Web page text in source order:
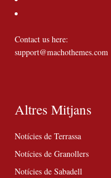
Contact us here:
support@machothemes.com
Altres Mitjans
Notícies de Terrassa
Notícies de Granollers
Notícies de Sabadell